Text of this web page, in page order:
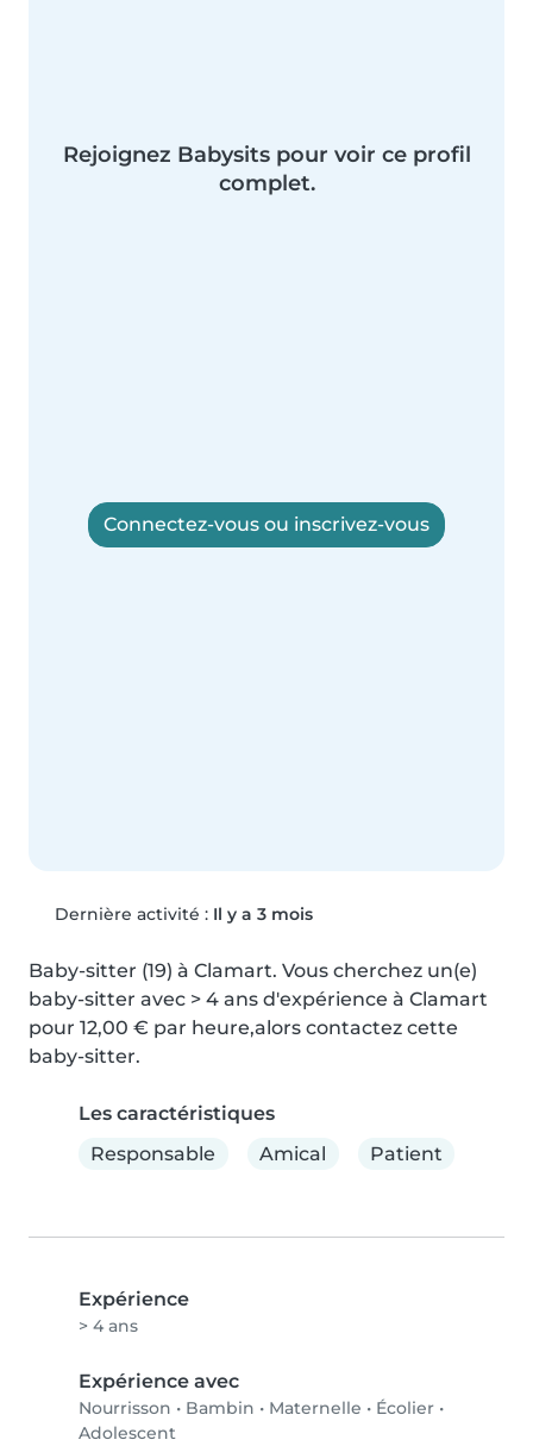
Rejoignez Babysits pour voir ce profil
complet.
Connectez-vous ou inscrivez-vous
Dernière activité : Il y a 3 mois
Baby-sitter (19) à Clamart. Vous cherchez un(e)
baby-sitter avec > 4 ans d'expérience à Clamart
pour 12,00 € par heure,alors contactez cette
baby-sitter.
Les caractéristiques
Responsable
Amical Patient
Expérience
> 4 ans
Expérience avec
Nourrisson • Bambin • Maternelle • Écolier •
Adolescent